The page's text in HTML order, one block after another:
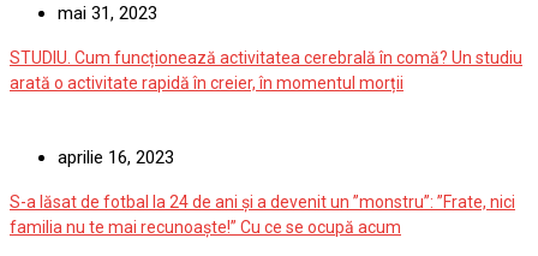
mai 31, 2023
STUDIU. Cum funcționează activitatea cerebrală în comă? Un studiu
arată o activitate rapidă în creier, în momentul morții
aprilie 16, 2023
S-a lăsat de fotbal la 24 de ani și a devenit un ”monstru”: ”Frate, nici
familia nu te mai recunoaște!” Cu ce se ocupă acum